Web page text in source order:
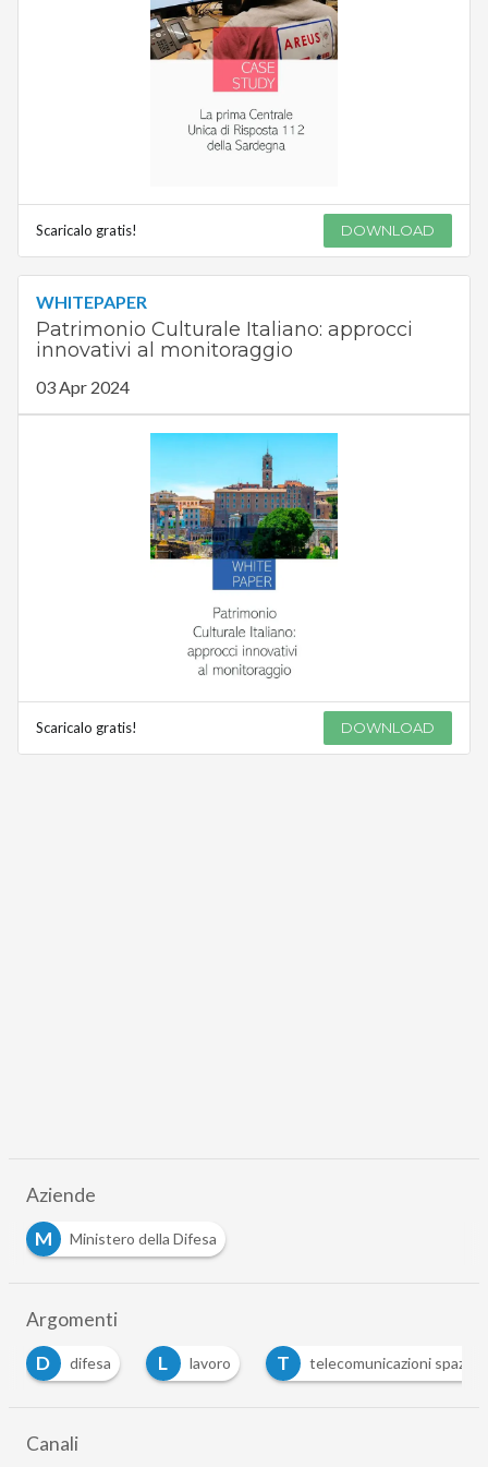
Scaricalo gratis! DOWNLOAD
WHITEPAPER
Patrimonio Culturale Italiano: approcci
innovativi al monitoraggio
03 Apr 2024
Scaricalo gratis! DOWNLOAD
Aziende
M
Ministero della Difesa
Argomenti
difesa lavoro T telecomunicazioni spaziali
Canali